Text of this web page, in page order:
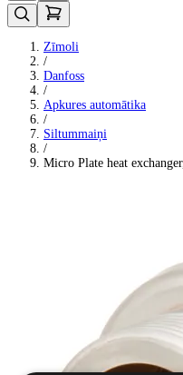
Zīmoli
/
Danfoss
/
Apkures automātika
/
Siltummaiņi
/
Micro Plate heat